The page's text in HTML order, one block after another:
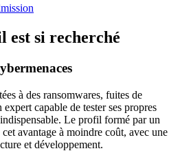
est si recherché
à des ransomwares, fuites de
capable de tester ses propres
Le profil formé par un
avantage à moindre coût, avec une
et développement.